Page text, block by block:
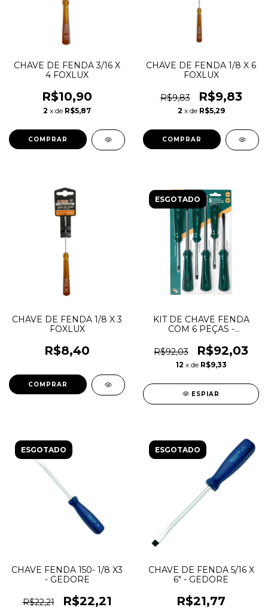
CHAVE DE FENDA 3/16 X
4 FOXLUX
R$10,90
2 x de R$5,87
CHAVE DE FENDA 1/8 X 6
FOXLUX
R$9,83 R$9,83
2 x de R$5,29
CHAVE DE FENDA 1/8 X 3
FOXLUX
R$8,40
ESGOTADO
KIT DE CHAVE FENDA
COM 6 PEÇAS -
(ANTIGO 232102BN)
R$92,03 R$92,03
12 x de R$9,33
ESPIAR
ESGOTADO
CHAVE FENDA 150- 1/8 X3
- GEDORE
R$22,21 R$22,21
ESGOTADO
CHAVE DE FENDA 5/16 X
6" - GEDORE
R$21,77